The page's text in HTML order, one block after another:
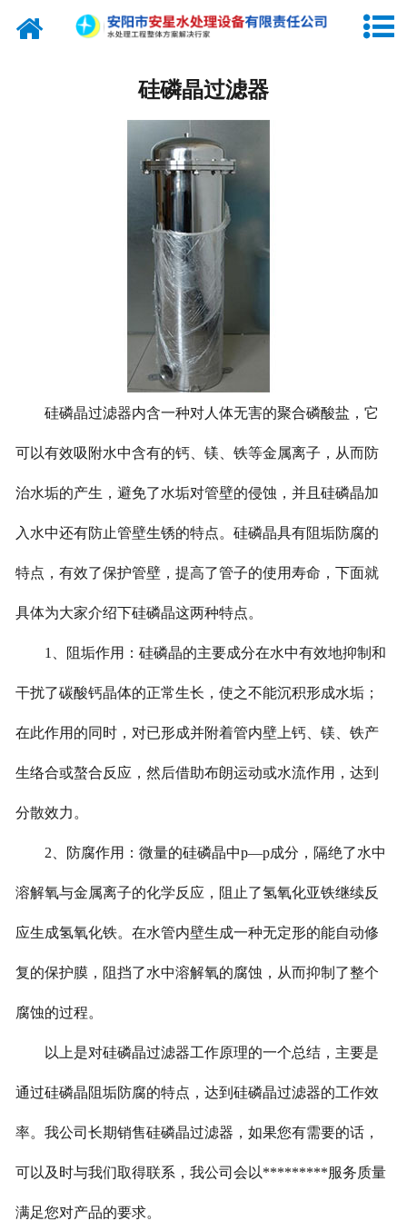
网站首页
工程实例
硅磷晶过滤器
硅磷晶过滤器内含一种对人体无害的聚合磷酸盐，它
可以有效吸附水中含有的钙、镁、铁等金属离子，从而防
治水垢的产生，避免了水垢对管壁的侵蚀，并且硅磷晶加
入水中还有防止管壁生锈的特点。硅磷晶具有阻垢防腐的
特点，有效了保护管壁，提高了管子的使用寿命，下面就
具体为大家介绍下硅磷晶这两种特点。
1、阻垢作用：硅磷晶的主要成分在水中有效地抑制和
干扰了碳酸钙晶体的正常生长，使之不能沉积形成水垢；
在此作用的同时，对已形成并附着管内壁上钙、镁、铁产
生络合或螯合反应，然后借助布朗运动或水流作用，达到
分散效力。
2、防腐作用：微量的硅磷晶中p—p成分，隔绝了水中
溶解氧与金属离子的化学反应，阻止了氢氧化亚铁继续反
应生成氢氧化铁。在水管内壁生成一种无定形的能自动修
复的保护膜，阻挡了水中溶解氧的腐蚀，从而抑制了整个
腐蚀的过程。
以上是对硅磷晶过滤器工作原理的一个总结，主要是
通过硅磷晶阻垢防腐的特点，达到硅磷晶过滤器的工作效
率。我公司长期销售硅磷晶过滤器，如果您有需要的话，
可以及时与我们取得联系，我公司会以*********服务质量
满足您对产品的要求。